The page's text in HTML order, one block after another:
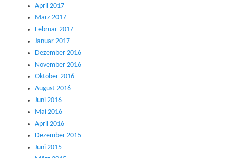
April 2017
März 2017
Februar 2017
Januar 2017
Dezember 2016
November 2016
Oktober 2016
August 2016
Juni 2016
Mai 2016
April 2016
Dezember 2015
Juni 2015